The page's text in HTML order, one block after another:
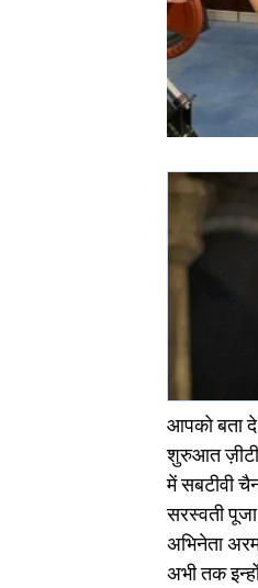
आपको बता
शुरुआत
में सबटीवी
सरस्वती
अभिनेता
अभी तक